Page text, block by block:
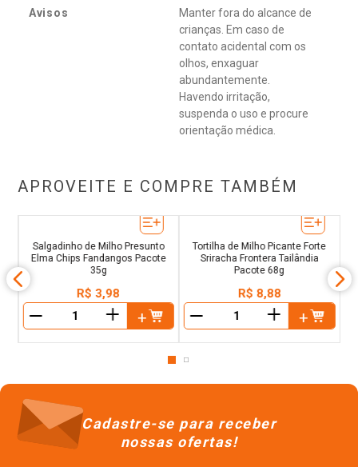
Avisos
Manter fora do alcance de
crianças. Em caso de
contato acidental com os
olhos, enxaguar
abundantemente.
Havendo irritação,
suspenda o uso e procure
orientação médica.
APROVEITE E COMPRE TAMBÉM
Salgadinho de Milho Presunto
Elma Chips Fandangos Pacote
35g
98
＋
Tortilha de Milho Picante Forte
Sriracha Frontera Tailândia
Pacote 68g
R$ 88
＋
Cadastre-se para receber